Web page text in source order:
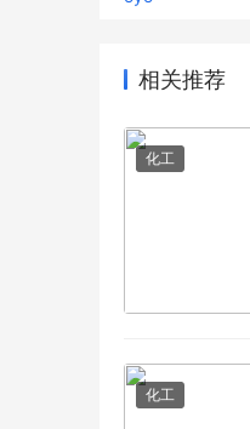
相关推荐
化工
化工